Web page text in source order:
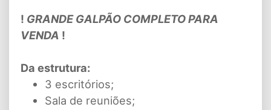
! GRANDE GALPÃO COMPLETO PARA
VENDA !
Da estrutura:
3 escritórios;
Sala de reuniões;